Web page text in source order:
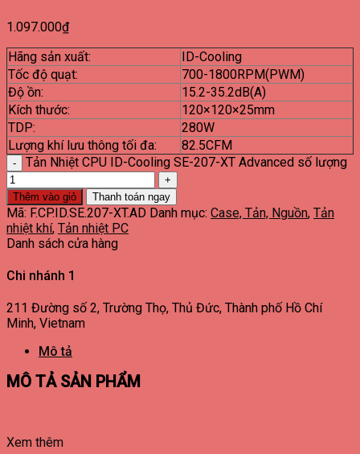
1.097.000₫
Hãng sản xuất:
ID-Cooling
Tốc độ quạt:
700-1800RPM(PWM)
Độ ồn:
15.2-35.2dB(A)
Kích thước:
120×120×25mm
TDP:
280W
Lượng khí lưu thông tối đa:
82.5CFM
Tản Nhiệt CPU ID-Cooling SE-207-XT Advanced số lượng
Thêm vào giỏ Thanh toán ngay
Mã: F.CP.ID.SE.207-XT.AD Danh mục: Case, Tản, Nguồn, Tản
nhiệt khí, Tản nhiệt PC
Danh sách cửa hàng
Chi nhánh 1
211 Đường số 2, Trường Thọ, Thủ Đức, Thành phố Hồ Chí
Minh, Vietnam
Mô tả
MÔ TẢ SẢN PHẨM
Xem thêm